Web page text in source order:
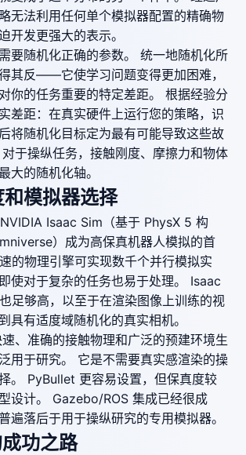
无法利用任何单个模拟器配置的精确物
开发更强大的表示。
要随机化正确的参数。 统一地随机化所
其反——它使学习问题变得更加困难，
你的任务重要的特定差距。 根据经验分
差距：在真实硬件上运行您的策略，识
将随机化目标定为最有可能导致这些故
于操纵任务，接触刚度、摩擦力和物体
大的随机化轴。
模拟器选择
Isaac Sim（基于 PhysX 5 构
）成为高保真机器人模拟的首
的物理引擎可实现数千个并行模拟实
使对于复杂的任务也易于处理。 Isaac
足够高，以至于在渲染图像上训练的视
具有适度域随机化的真实相机。
、准确的接触物理和广泛的预建环境生
用于研究。 它是不需要真实感渲染的操
。 PyBullet 更容易设置，但保真度较
设计。 Gazebo/ROS 集成已经很成
遍落后于用于操纵研究的专用模拟器。
功之路